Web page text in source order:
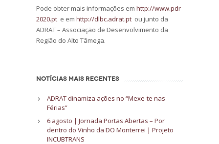
Pode obter mais informações em http://www.pdr-
2020.pt e em http://dlbc.adrat.pt ou junto da
ADRAT – Associação de Desenvolvimento da
Região do Alto Tâmega.
NOTÍCIAS MAIS RECENTES
ADRAT dinamiza ações no “Mexe-te nas
Férias”
6 agosto | Jornada Portas Abertas – Por
dentro do Vinho da DO Monterrei | Projeto
INCUBTRANS